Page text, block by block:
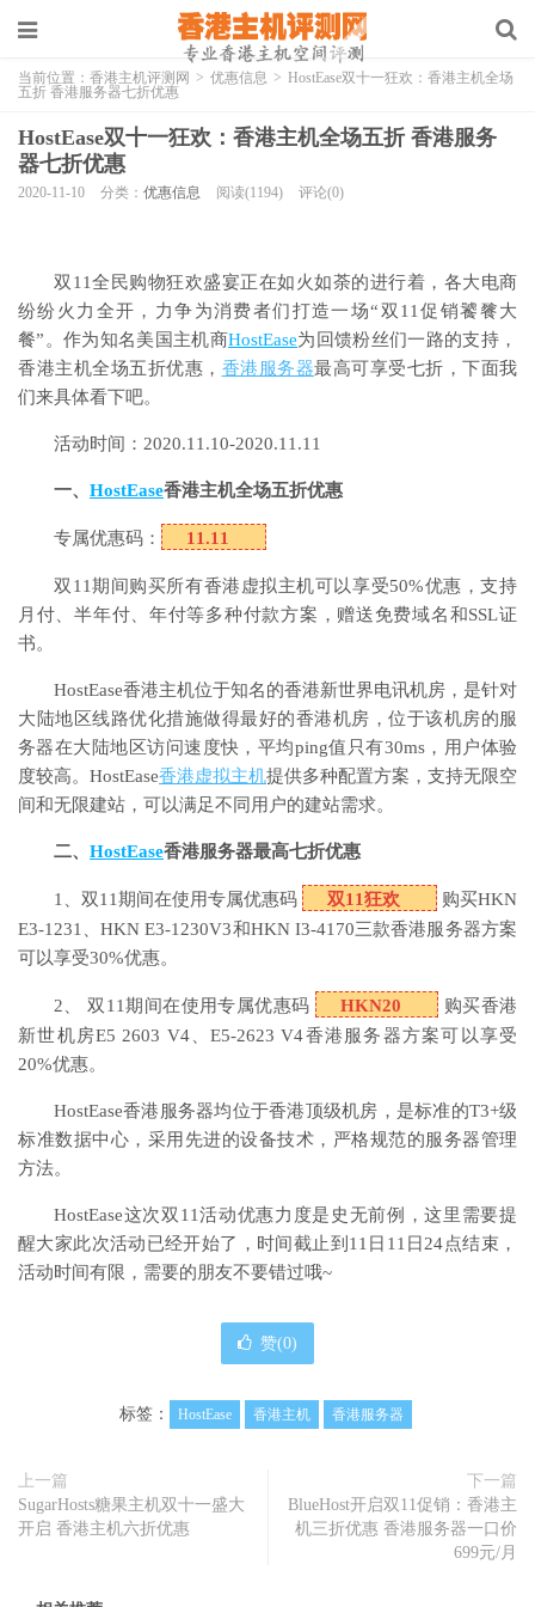
当前位置： 香港主机评测网 > 优惠信息 > HostEase双十一狂欢：香港主机全场
五折 香港服务器七折优惠
HostEase双十一狂欢：香港主机全场五折 香港服务
器七折优惠
2020-11-10 分类： 优惠信息 阅读(1194) 评论(0)
双11全民购物狂欢盛宴正在如火如荼的进行着，各大电商
纷纷火力全开，力争为消费者们打造一场“双11促销饕餮大
餐”。作为知名美国主机商HostEase为回馈粉丝们一路的支持，
香港主机全场五折优惠， 香港服务器最高可享受七折，下面我
们来具体看下吧。
活动时间：2020.11.10-2020.11.11
一、 HostEase香港主机全场五折优惠
专属优惠码： 11.11
双11期间购买所有香港虚拟主机可以享受50%优惠，支持
月付、半年付、年付等多种付款方案，赠送免费域名和SSL证
书。
HostEase香港主机位于知名的香港新世界电讯机房，是针对
大陆地区线路优化措施做得最好的香港机房，位于该机房的服
务器在大陆地区访问速度快，平均ping值只有30ms，用户体验
度较高。HostEase香港虚拟主机提供多种配置方案，支持无限空
间和无限建站，可以满足不同用户的建站需求。
二、 HostEase香港服务器最高七折优惠
1、双11期间在使用专属优惠码 双11狂欢
购买HKN
E3-1231、HKN E3-1230V3和HKN I3-4170三款香港服务器方案
可以享受30%优惠。
2、 双11期间在使用专属优惠码 HKN20
购买香港
新世机房E5 2603 V4、E5-2623 V4香港服务器方案可以享受
20%优惠。
HostEase香港服务器均位于香港顶级机房，是标准的T3+级
标准数据中心，采用先进的设备技术，严格规范的服务器管理
方法。
HostEase这次双11活动优惠力度是史无前例，这里需要提
醒大家此次活动已经开始了，时间截止到11日11日24点结束，
活动时间有限，需要的朋友不要错过哦~
赞(0)
标签： HostEase 香港主机 香港服务器
上一篇
SugarHosts糖果主机双十一盛大
开启 香港主机六折优惠
下一篇
BlueHost开启双11促销：香港主
机三折优惠 香港服务器一口价
699元/月